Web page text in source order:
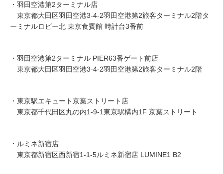
・羽田空港第2ターミナル店
東京都大田区羽田空港3-4-2羽田空港第2旅客ターミナル2階タ
ーミナルロビー北 東京食賓館 時計台3番前
・羽田空港第2ターミナル PIER63番ゲート前店
東京都大田区羽田空港3-4-2羽田空港第2旅客ターミナル2階
・東京駅エキュート京葉ストリート店
東京都千代田区丸の内1-9-1東京駅構内1F 京葉ストリート
・ルミネ新宿店
東京都新宿区西新宿1-1-5ルミネ新宿店 LUMINE1 B2